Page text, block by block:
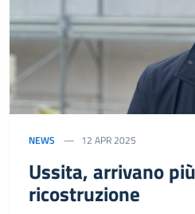
NEWS 12 APR 2025
Ussita, arrivano
ricostruzione